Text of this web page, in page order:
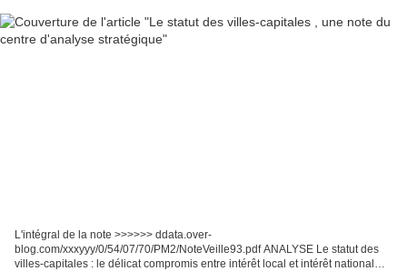
L'intégral de la note >>>>>> ddata.over-
blog.com/xxxyyy/0/54/07/70/PM2/NoteVeille93.pdf ANALYSE Le statut des
villes-capitales : le délicat compromis entre intérêt local et intérêt national